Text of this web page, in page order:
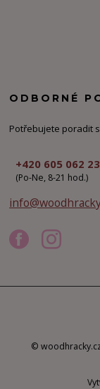
ODBORNÉ
Potřebujete poradit
+420 605 062
(Po-Ne, 8-21 hod.)
©